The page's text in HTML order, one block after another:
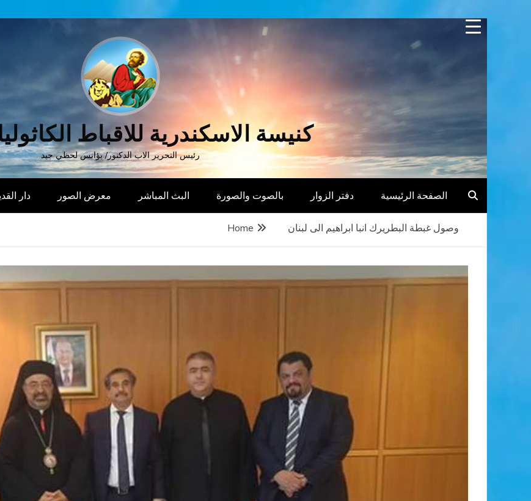
Skip
كنيسة الاسكندرية للاقباط
رئيس التحرير الاب الدكتور/ يؤانس لحظي جيد
الصفحة الرئيسية دفتر الزوار بالصوت والصورة البث المباشر معرض الصور دار
Home وصول غبطة البطريرك انبا ابراهيم الى لبنان